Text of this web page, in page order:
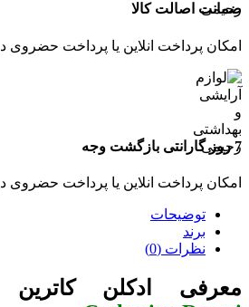
ضمانت اصالت کالا
امکان پرداخت انلاین یا پرداخت
7 روز گارانتی بازگشت وجه
امکان پرداخت انلاین یا پرداخت
توضیحات
برند
نظرات (0)
معرفی ادکلن